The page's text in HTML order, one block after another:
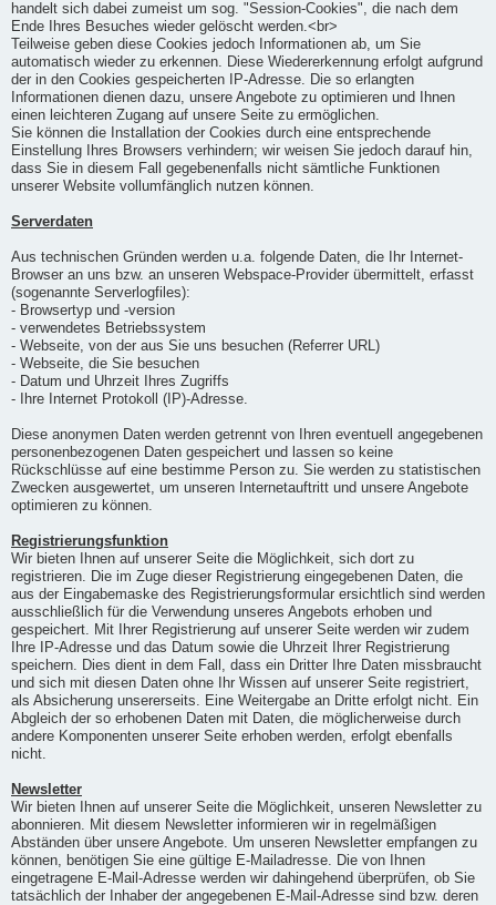
handelt sich dabei zumeist um sog. "Session-Cookies", die nach dem
Ende Ihres Besuches wieder gelöscht werden.<br>
Teilweise geben diese Cookies jedoch Informationen ab, um Sie
automatisch wieder zu erkennen. Diese Wiedererkennung erfolgt aufgrund
der in den Cookies gespeicherten IP-Adresse. Die so erlangten
Informationen dienen dazu, unsere Angebote zu optimieren und Ihnen
einen leichteren Zugang auf unsere Seite zu ermöglichen.
Sie können die Installation der Cookies durch eine entsprechende
Einstellung Ihres Browsers verhindern; wir weisen Sie jedoch darauf hin,
dass Sie in diesem Fall gegebenenfalls nicht sämtliche Funktionen
unserer Website vollumfänglich nutzen können.
Serverdaten
Aus technischen Gründen werden u.a. folgende Daten, die Ihr Internet-
Browser an uns bzw. an unseren Webspace-Provider übermittelt, erfasst
(sogenannte Serverlogfiles):
- Browsertyp und -version
- verwendetes Betriebssystem
- Webseite, von der aus Sie uns besuchen (Referrer URL)
- Webseite, die Sie besuchen
- Datum und Uhrzeit Ihres Zugriffs
- Ihre Internet Protokoll (IP)-Adresse.
Diese anonymen Daten werden getrennt von Ihren eventuell angegebenen
personenbezogenen Daten gespeichert und lassen so keine
Rückschlüsse auf eine bestimme Person zu. Sie werden zu statistischen
Zwecken ausgewertet, um unseren Internetauftritt und unsere Angebote
optimieren zu können.
Registrierungsfunktion
Wir bieten Ihnen auf unserer Seite die Möglichkeit, sich dort zu
registrieren. Die im Zuge dieser Registrierung eingegebenen Daten, die
aus der Eingabemaske des Registrierungsformular ersichtlich sind werden
ausschließlich für die Verwendung unseres Angebots erhoben und
gespeichert. Mit Ihrer Registrierung auf unserer Seite werden wir zudem
Ihre IP-Adresse und das Datum sowie die Uhrzeit Ihrer Registrierung
speichern. Dies dient in dem Fall, dass ein Dritter Ihre Daten missbraucht
und sich mit diesen Daten ohne Ihr Wissen auf unserer Seite registriert,
als Absicherung unsererseits. Eine Weitergabe an Dritte erfolgt nicht. Ein
Abgleich der so erhobenen Daten mit Daten, die möglicherweise durch
andere Komponenten unserer Seite erhoben werden, erfolgt ebenfalls
nicht.
Newsletter
Wir bieten Ihnen auf unserer Seite die Möglichkeit, unseren Newsletter zu
abonnieren. Mit diesem Newsletter informieren wir in regelmäßigen
Abständen über unsere Angebote. Um unseren Newsletter empfangen zu
können, benötigen Sie eine gültige E-Mailadresse. Die von Ihnen
eingetragene E-Mail-Adresse werden wir dahingehend überprüfen, ob Sie
tatsächlich der Inhaber der angegebenen E-Mail-Adresse sind bzw. deren